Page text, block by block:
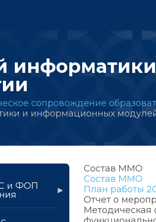
сопровождение
и информационных
Состав ММО
Состав ММО
План работы
Отчет о
Методическая
и ФОП